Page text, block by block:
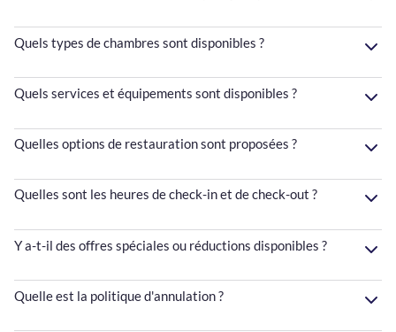
Quels types de chambres sont disponibles ?
Quels services et équipements sont disponibles ?
Quelles options de restauration sont proposées ?
Quelles sont les heures de check-in et de check-out ?
Y a-t-il des offres spéciales ou réductions disponibles ?
Quelle est la politique d'annulation ?